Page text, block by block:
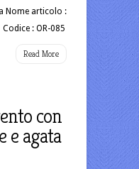
Nome articolo :
: OR-085
Read More
con
e agata